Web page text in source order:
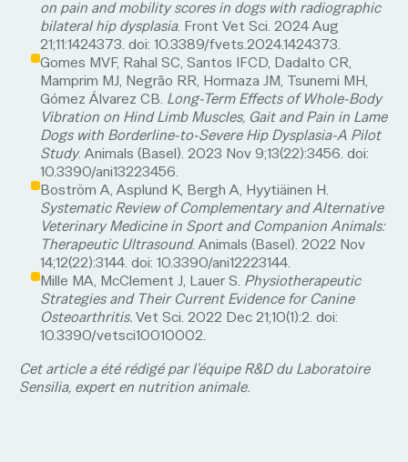
on pain and mobility scores in dogs with radiographic
bilateral hip dysplasia. Front Vet Sci. 2024 Aug
21;11:1424373. doi: 10.3389/fvets.2024.1424373.
Gomes MVF, Rahal SC, Santos IFCD, Dadalto CR,
Mamprim MJ, Negrão RR, Hormaza JM, Tsunemi MH,
Gómez Álvarez CB. Long-Term Effects of Whole-Body
Vibration on Hind Limb Muscles, Gait and Pain in Lame
Dogs with Borderline-to-Severe Hip Dysplasia-A Pilot
Study. Animals (Basel). 2023 Nov 9;13(22):3456. doi:
10.3390/ani13223456.
Boström A, Asplund K, Bergh A, Hyytiäinen H.
Systematic Review of Complementary and Alternative
Veterinary Medicine in Sport and Companion Animals:
Therapeutic Ultrasound. Animals (Basel). 2022 Nov
14;12(22):3144. doi: 10.3390/ani12223144.
Mille MA, McClement J, Lauer S. Physiotherapeutic
Strategies and Their Current Evidence for Canine
Osteoarthritis.Vet Sci. 2022 Dec 21;10(1):2. doi:
10.3390/vetsci10010002.
Cet article a été rédigé par l'équipe R&D du Laboratoire
Sensilia, expert en nutrition animale.